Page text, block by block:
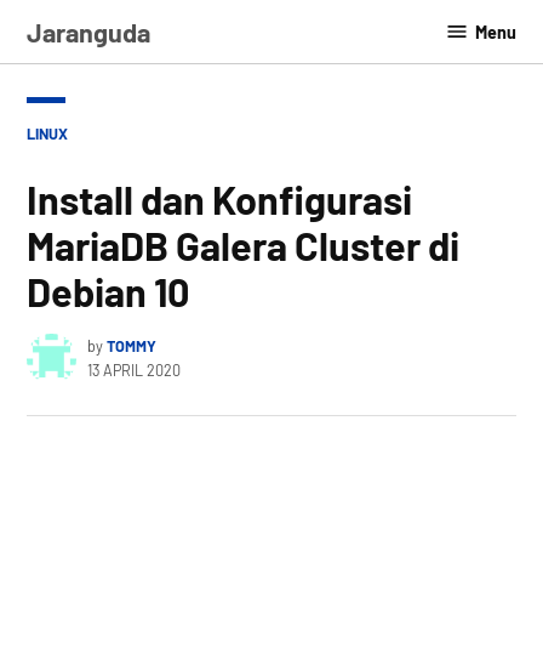
Jaranguda Menu
POSTED
LINUX
Install dan Konfigurasi
MariaDB Galera Cluster di
Debian 10
byTOMMY
13 APRIL 2020